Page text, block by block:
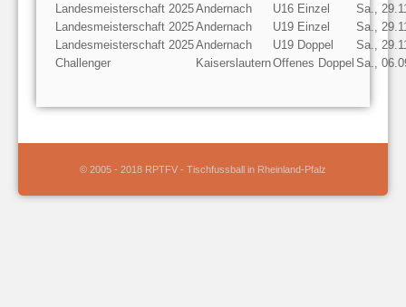
Landesmeisterschaft 2025Andernach U16 Einzel
Sa.,
Landesmeisterschaft 2025Andernach U19 Einzel
Sa.,
Landesmeisterschaft 2025Andernach U19 Doppel
Sa.,
Challenger
KaiserslauternOffenes Doppel Sa.,
© 2005 - 2018 RPTFV - Tischfussball in Rheinland-Pfalz